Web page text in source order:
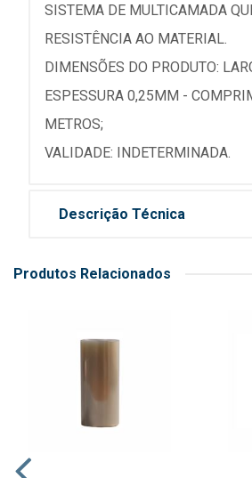
SISTEMA DE MULTICAMADA
RESISTÊNCIA AO MATERIAL.
DIMENSÕES DO PRODUTO:
ESPESSURA 0,25MM -
METROS;
VALIDADE: INDETERMINADA.
Descrição Técnica
Produtos Relacionados